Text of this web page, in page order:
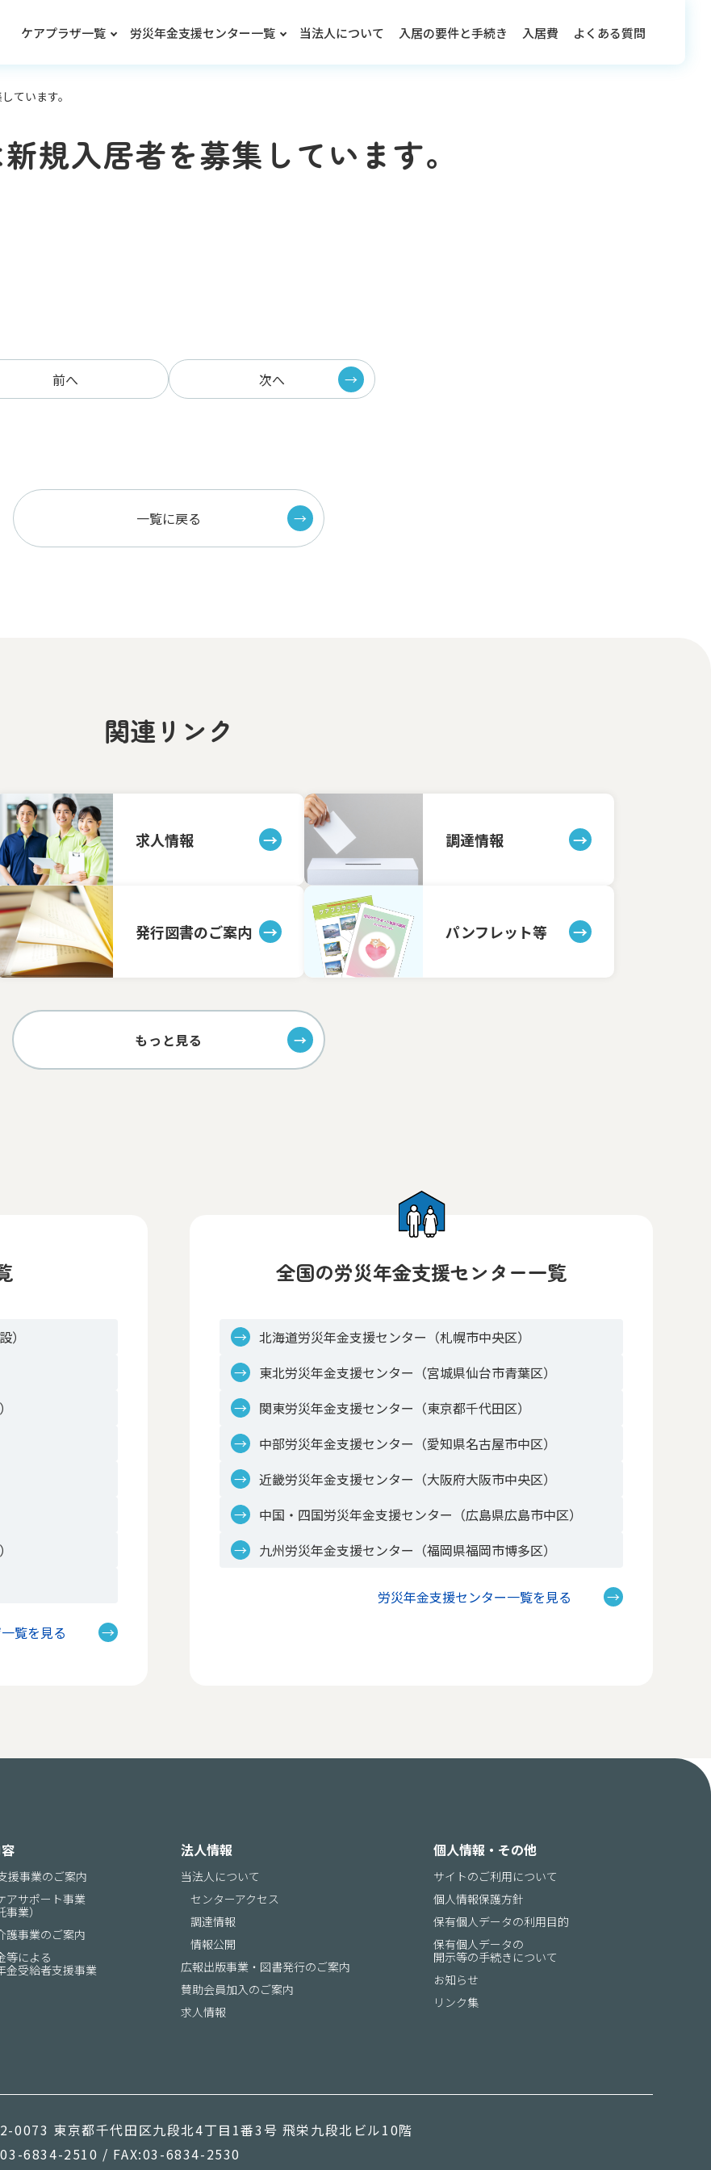
ケアプラザ一覧 労災年金支援センター一覧 当法人について 入居の要件と手続き 入居費 よくある質問
ています。
規入居者を募集しています。
前へ 次へ
一覧に戻る
関連リンク
求人情報 調達情報
発行図書のご案内 パンフレット等
もっと見る
）
覧を見る
全国の労災年金支援センター一覧
北海道労災年金支援センター（札幌市中央区）
東北労災年金支援センター（宮城県仙台市青葉区）
関東労災年金支援センター（東京都千代田区）
中部労災年金支援センター（愛知県名古屋市中区）
近畿労災年金支援センター（大阪府大阪市中央区）
中国・四国労災年金支援センター（広島県広島市中区）
九州労災年金支援センター（福岡県福岡市博多区）
労災年金支援センター一覧を見る
援事業のご案内
アサポート事業
事業）
護事業のご案内
等による
金受給者支援事業
法人情報
当法人について
センターアクセス
調達情報
情報公開
広報出版事業 ・図書発行のご案内
賛助会員加入のご案内
求人情報
個人情報・その他
サイトのご利用について
個人情報保護方針
保有個人データの利用目的
保有個人データの
開示等の手続きについて
お知らせ
リンク集
0073 東京都千代田区九段北4丁目1番3号 飛栄九段北ビル10階
03-6834-2510 / FAX:03-6834-2530